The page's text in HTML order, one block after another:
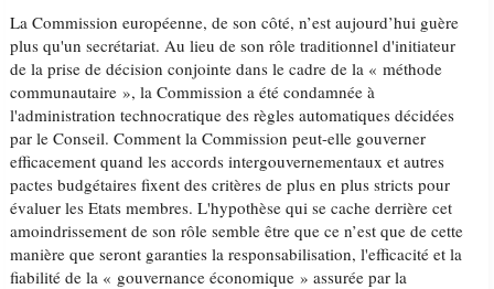
La Commission européenne, de son côté, n’est aujourd’hui guère
plus qu'un secrétariat. Au lieu de son rôle traditionnel d'initiateur
de la prise de décision conjointe dans le cadre de la « méthode
communautaire », la Commission a été condamnée à
l'administration technocratique des règles automatiques décidées
par le Conseil. Comment la Commission peut-elle gouverner
efficacement quand les accords intergouvernementaux et autres
pactes budgétaires fixent des critères de plus en plus stricts pour
évaluer les Etats membres. L'hypothèse qui se cache derrière cet
amoindrissement de son rôle semble être que ce n’est que de cette
manière que seront garanties la responsabilisation, l'efficacité et la
fiabilité de la « gouvernance économique » assurée par la